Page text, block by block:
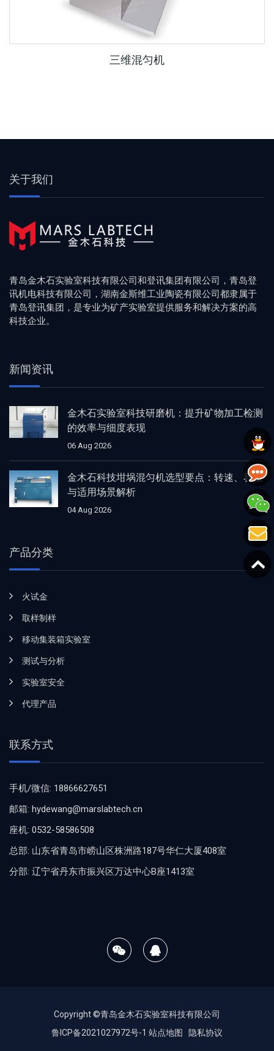
三维混匀机
关于我们
青岛金木石实验室科技有限公司和登讯集团有限公司，青岛登
讯机电科技有限公司，湖南金斯维工业陶瓷有限公司都隶属于
青岛登讯集团，是专业为矿产实验室提供服务和解决方案的高
科技企业。
新闻资讯
金木石实验室科技研磨机：提升矿物加工检测
的效率与细度表现
06 Aug 2026
金木石科技坩埚混匀机选型要点：转速、容量
与适用场景解析
04 Aug 2026
产品分类
火试金
取样制样
移动集装箱实验室
测试与分析
实验室安全
代理产品
联系方式
手机/微信: 18866627651
邮箱: hydewang@marslabtech.cn
座机: 0532-58586508
总部: 山东省青岛市崂山区株洲路187号华仁大厦408室
分部: 辽宁省丹东市振兴区万达中心B座1413室
Copyright ©青岛金木石实验室科技有限公司
鲁ICP备2021027972号-1 站点地图 隐私协议